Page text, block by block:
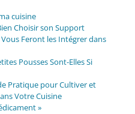
cuisine
Choisir son Support
Feront les Intégrer dans
Pousses Sont-Elles Si
Pratique pour Cultiver et
Votre Cuisine
»